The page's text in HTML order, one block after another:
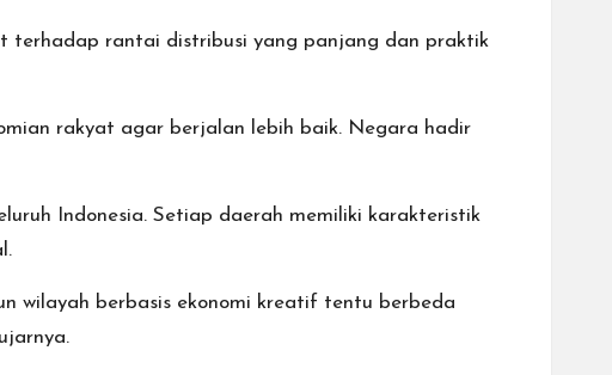
terhadap rantai distribusi yang panjang dan praktik
rakyat agar berjalan lebih baik. Negara hadir
Indonesia. Setiap daerah memiliki karakteristik
wilayah berbasis ekonomi kreatif tentu berbeda